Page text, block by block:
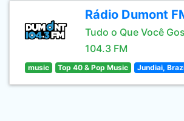
Rádio Dumont
Tudo o Que Você
104.3 FM
music Top 40 & Pop Music Jundiai,